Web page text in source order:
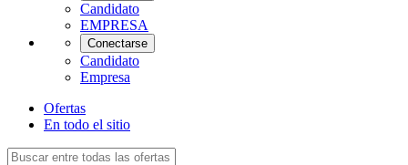
Candidato
EMPRESA
Conectarse
Candidato
Empresa
Ofertas
En todo el sitio